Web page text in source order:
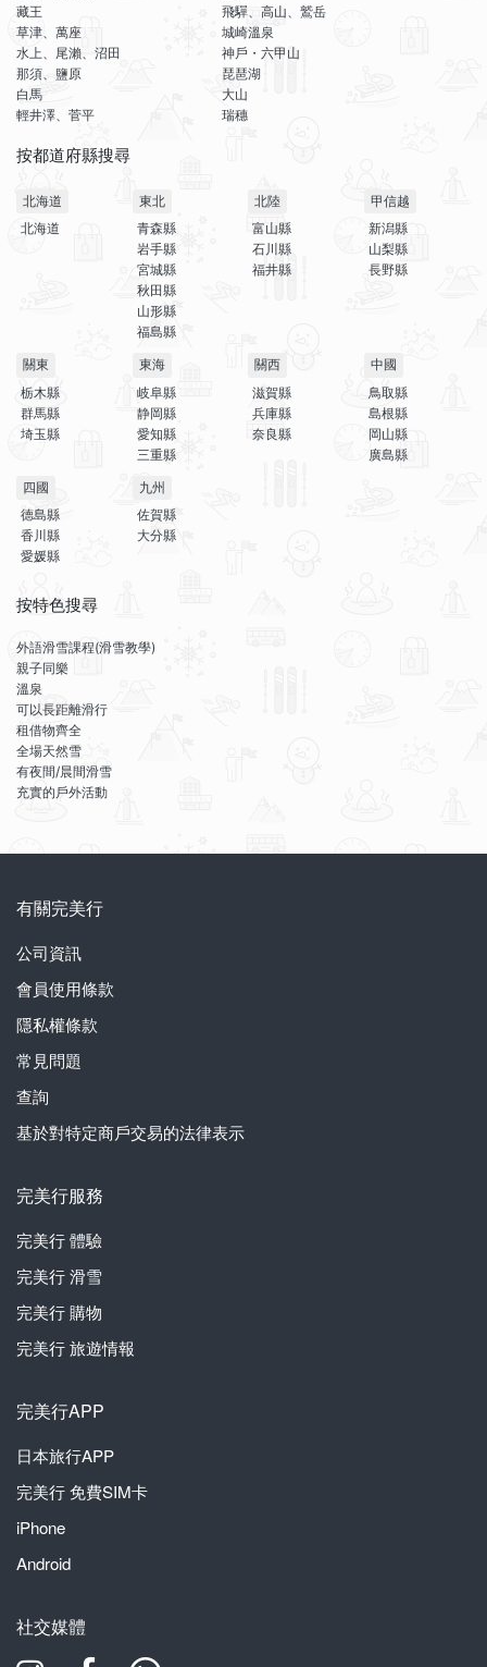
藏王
草津、萬座
水上、尾瀨、沼田
那須、鹽原
白馬
輕井澤、菅平
飛驒、高山、鷲岳
城崎溫泉
神戶・六甲山
琵琶湖
大山
瑞穗
按都道府縣搜尋
北海道
北海道
東北
青森縣
岩手縣
宮城縣
秋田縣
山形縣
福島縣
北陸
富山縣
石川縣
福井縣
甲信越
新潟縣
山梨縣
長野縣
關東
栃木縣
群馬縣
埼玉縣
東海
岐阜縣
静岡縣
愛知縣
三重縣
關西
滋賀縣
兵庫縣
奈良縣
中國
鳥取縣
島根縣
岡山縣
廣島縣
四國
德島縣
香川縣
愛媛縣
九州
佐賀縣
大分縣
按特色搜尋
外語滑雪課程(滑雪教學)
親子同樂
溫泉
可以長距離滑行
租借物齊全
全場天然雪
有夜間/晨間滑雪
充實的戶外活動
有關完美行
公司資訊
會員使用條款
隱私權條款
常見問題
查詢
基於對特定商戶交易的法律表示
完美行服務
完美行體驗
完美行滑雪
完美行購物
完美行旅遊情報
完美行APP
日本旅行APP
完美行免費SIM卡
iPhone
Android
社交媒體